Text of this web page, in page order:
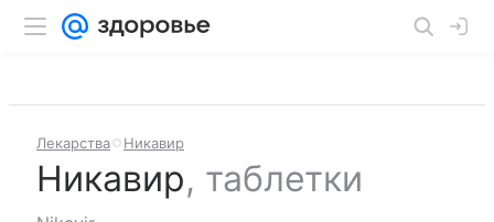
Лекарства Никавир
Никавир, таблетки